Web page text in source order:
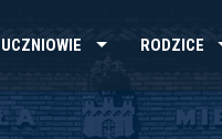
UCZNIOWIE RODZICE